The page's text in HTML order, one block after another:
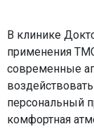
В клинике
применения
современные
персональный
комфортная